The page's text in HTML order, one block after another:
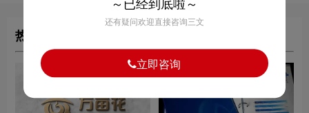
热门文章
～已经到底啦～
还有疑问欢迎直接咨询三文
立即咨询